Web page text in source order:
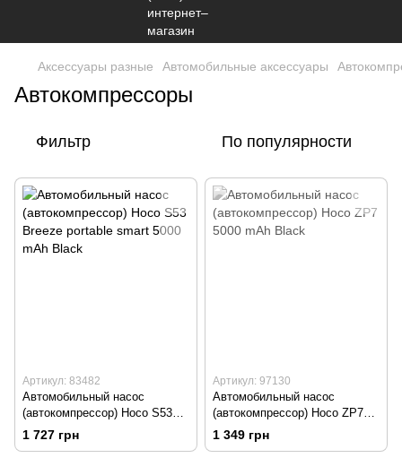
Аксессуары разные Автомобильные аксессуары
Автокомпрессоры
Фильтр По популярности
Артикул: 83482
Автомобильный насос
(автокомпрессор) Hoco S53
Breeze portable smart 5000
mAh Black
1 727 грн
Артикул: 97130
Автомобильный насос
(автокомпрессор) Hoco ZP7
5000 mAh Black
1 349 грн